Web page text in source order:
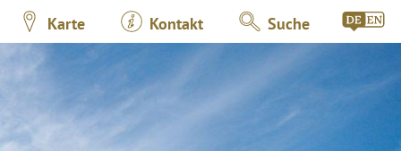
Karte Kontakt Suche